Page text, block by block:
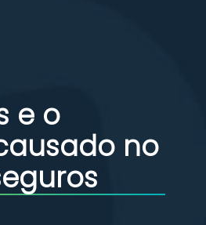
e o
no